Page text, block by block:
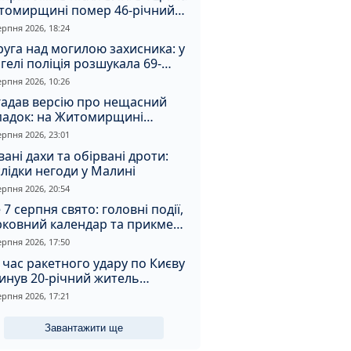
помер 46-річний
2026, 18:24
над могилою захисника: у
поліція розшукала 69-
зловмисника
2026, 10:26
версію про нещасний
на Житомирщині
чоловіка за вбивство
2026, 23:01
дахи та обірвані дроти:
негоди у Малині
2026, 20:54
серпня свято: головні події,
календар та прикмети
2026, 17:50
час ракетного удару по Києву
20-річний житель
2026, 17:21
Завантажити ще